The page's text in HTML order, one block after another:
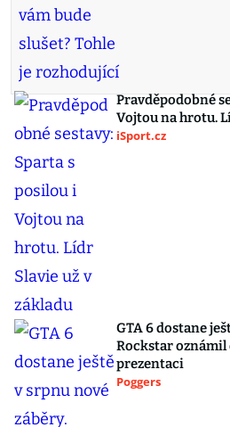
Pravděpodobné
Vojtou na hrotu.
iSport.cz
GTA 6 dostane
Rockstar oznámil
prezentaci
Poggers